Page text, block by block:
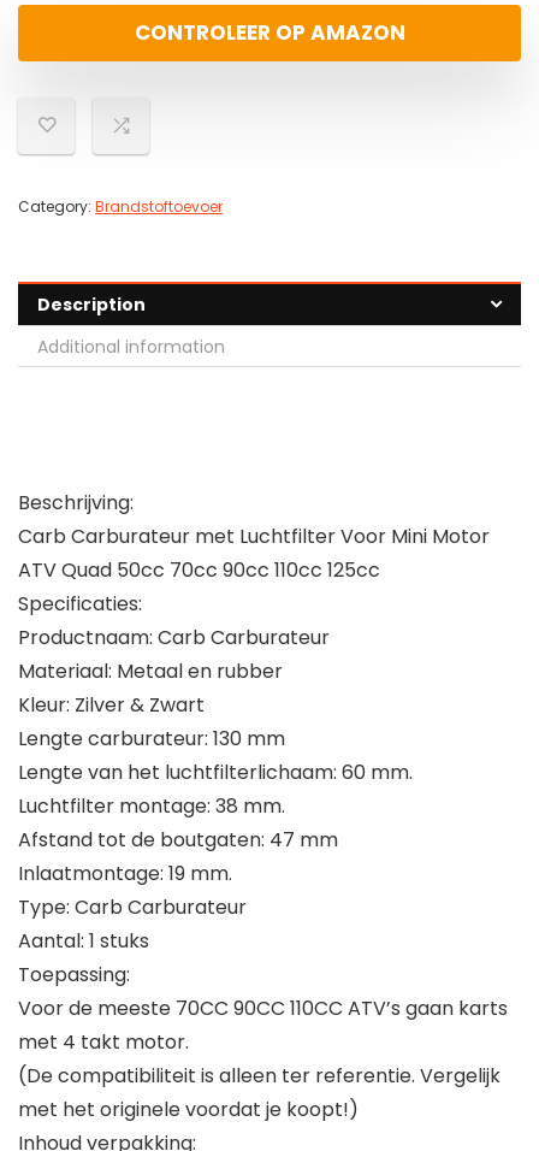
CONTROLEER OP AMAZON
Category: Brandstoftoevoer
Description
Additional information
Beschrijving:
Carb Carburateur met Luchtfilter Voor Mini Motor
ATV Quad 50cc 70cc 90cc 110cc 125cc
Specificaties:
Productnaam: Carb Carburateur
Materiaal: Metaal en rubber
Kleur: Zilver & Zwart
Lengte carburateur: 130 mm
Lengte van het luchtfilterlichaam: 60 mm.
Luchtfilter montage: 38 mm.
Afstand tot de boutgaten: 47 mm
Inlaatmontage: 19 mm.
Type: Carb Carburateur
Aantal: 1 stuks
Toepassing:
Voor de meeste 70CC 90CC 110CC ATV’s gaan karts
met 4 takt motor.
(De compatibiliteit is alleen ter referentie. Vergelijk
met het originele voordat je koopt!)
Inhoud verpakking: